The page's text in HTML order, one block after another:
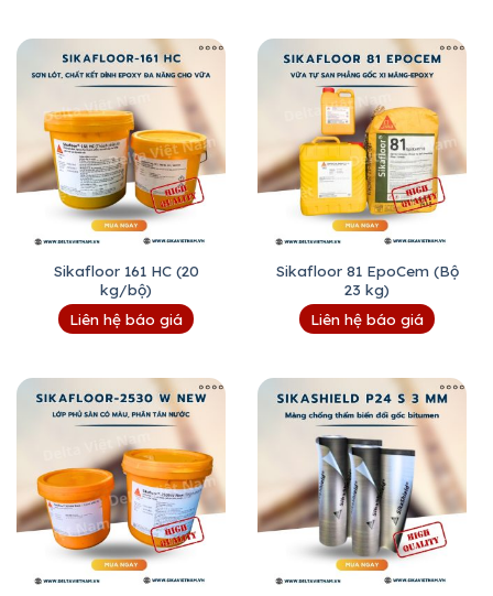
Sikafloor 161 HC (20
kg/bộ)
Liên hệ báo giá
Sikafloor 81 EpoCem (Bộ
23 kg)
Liên hệ báo giá